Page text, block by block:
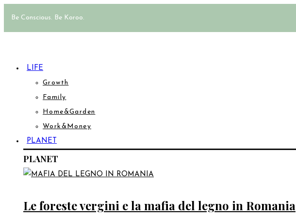
Be Conscious. Be Koroo.
LIFE
Growth
Family
Home&Garden
Work&Money
PLANET
PLANET
Le foreste vergini e la mafia del legno in Romania